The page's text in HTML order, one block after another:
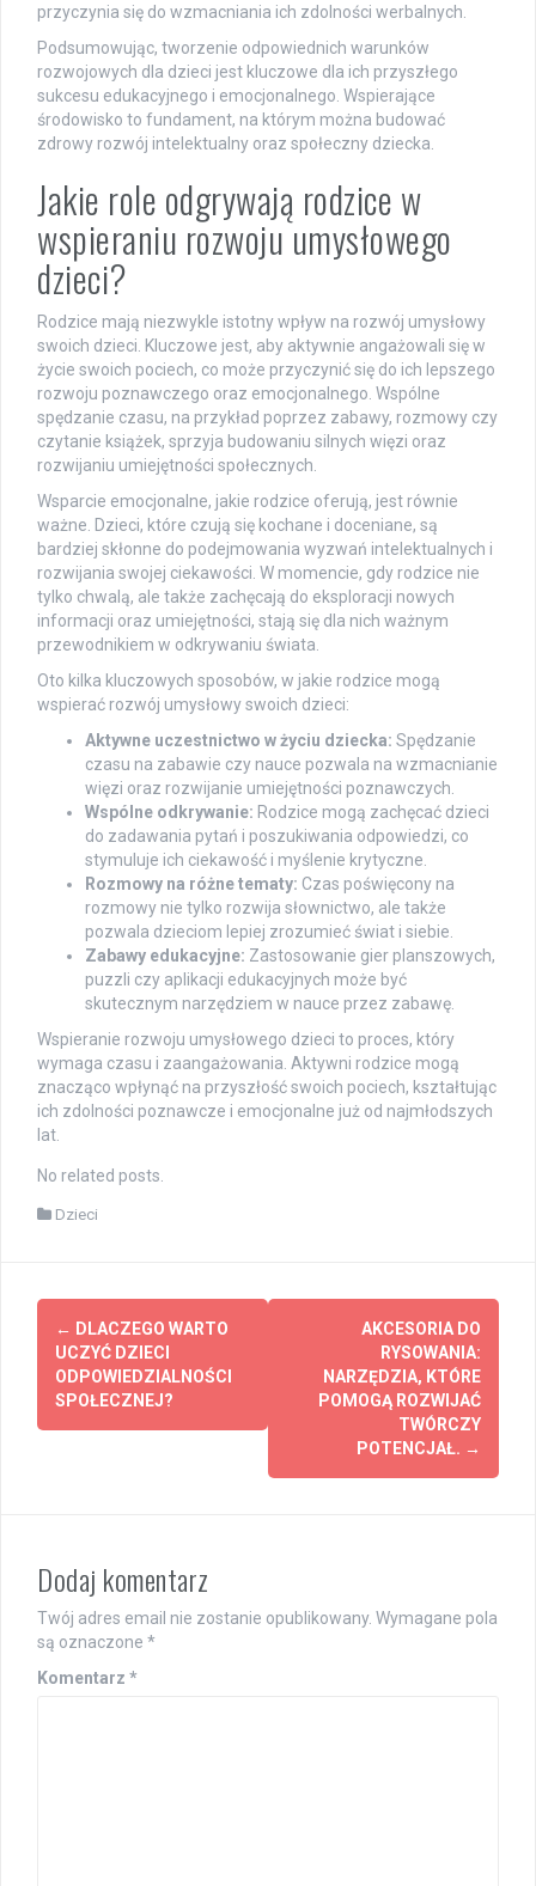
przyczynia się do wzmacniania ich zdolności werbalnych.
Podsumowując, tworzenie odpowiednich warunków
rozwojowych dla dzieci jest kluczowe dla ich przyszłego
sukcesu edukacyjnego i emocjonalnego. Wspierające
środowisko to fundament, na którym można budować
zdrowy rozwój intelektualny oraz społeczny dziecka.
Jakie role odgrywają rodzice w
wspieraniu rozwoju umysłowego
dzieci?
Rodzice mają niezwykle istotny wpływ na rozwój umysłowy
swoich dzieci. Kluczowe jest, aby aktywnie angażowali się w
życie swoich pociech, co może przyczynić się do ich lepszego
rozwoju poznawczego oraz emocjonalnego. Wspólne
spędzanie czasu, na przykład poprzez zabawy, rozmowy czy
czytanie książek, sprzyja budowaniu silnych więzi oraz
rozwijaniu umiejętności społecznych.
Wsparcie emocjonalne, jakie rodzice oferują, jest równie
ważne. Dzieci, które czują się kochane i doceniane, są
bardziej skłonne do podejmowania wyzwań intelektualnych i
rozwijania swojej ciekawości. W momencie, gdy rodzice nie
tylko chwalą, ale także zachęcają do eksploracji nowych
informacji oraz umiejętności, stają się dla nich ważnym
przewodnikiem w odkrywaniu świata.
Oto kilka kluczowych sposobów, w jakie rodzice mogą
wspierać rozwój umysłowy swoich dzieci:
Aktywne uczestnictwo w życiu dziecka: Spędzanie
czasu na zabawie czy nauce pozwala na wzmacnianie
więzi oraz rozwijanie umiejętności poznawczych.
Wspólne odkrywanie: Rodzice mogą zachęcać dzieci
do zadawania pytań i poszukiwania odpowiedzi, co
stymuluje ich ciekawość i myślenie krytyczne.
Rozmowy na różne tematy: Czas poświęcony na
rozmowy nie tylko rozwija słownictwo, ale także
pozwala dzieciom lepiej zrozumieć świat i siebie.
Zabawy edukacyjne: Zastosowanie gier planszowych,
puzzli czy aplikacji edukacyjnych może być
skutecznym narzędziem w nauce przez zabawę.
Wspieranie rozwoju umysłowego dzieci to proces, który
wymaga czasu i zaangażowania. Aktywni rodzice mogą
znacząco wpłynąć na przyszłość swoich pociech, kształtując
ich zdolności poznawcze i emocjonalne już od najmłodszych
lat.
No related posts.
Dzieci
Post
navigation
← DLACZEGO WARTO
UCZYĆ DZIECI
ODPOWIEDZIALNOŚCI
SPOŁECZNEJ?
AKCESORIA DO
RYSOWANIA:
NARZĘDZIA, KTÓRE
POMOGĄ ROZWIJAĆ
TWÓRCZY
POTENCJAŁ. →
Dodaj komentarz
Twój adres email nie zostanie opublikowany. Wymagane pola
są oznaczone *
Komentarz *